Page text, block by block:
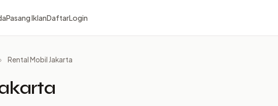
Pasang IklanDaftarLogin
› Rental Mobil Jakarta